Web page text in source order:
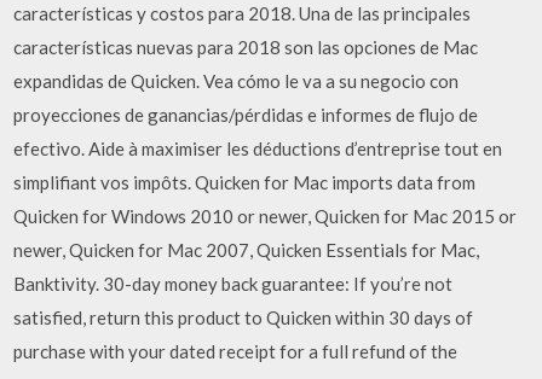
características y costos para 2018. Una de las principales
características nuevas para 2018 son las opciones de Mac
expandidas de Quicken. Vea cómo le va a su negocio con
proyecciones de ganancias/pérdidas e informes de flujo de
efectivo. Aide à maximiser les déductions d’entreprise tout en
simplifiant vos impôts. Quicken for Mac imports data from
Quicken for Windows 2010 or newer, Quicken for Mac 2015 or
newer, Quicken for Mac 2007, Quicken Essentials for Mac,
Banktivity. 30-day money back guarantee: If you’re not
satisfied, return this product to Quicken within 30 days of
purchase with your dated receipt for a full refund of the